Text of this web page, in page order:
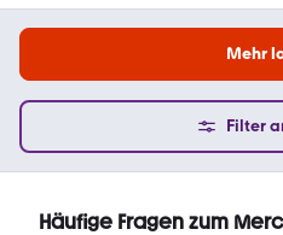
Mehr
Filter
Häufige Fragen zum